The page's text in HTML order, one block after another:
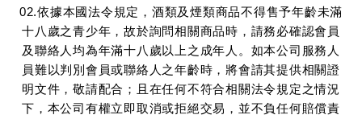
02.依據本國法令規定，酒類及煙類商品不得售予年齡未滿
十八歲之青少年，故於詢問相關商品時，請務必確認會員
及聯絡人均為年滿十八歲以上之成年人。如本公司服務人
員難以判別會員或聯絡人之年齡時，將會請其提供相關證
明文件，敬請配合；且在任何不符合相關法令規定之情況
下，本公司有權立即取消或拒絕交易，並不負任何賠償責